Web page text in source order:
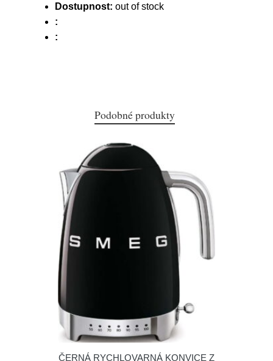
Dostupnost: out of stock
:
:
Podobné produkty
ČERNÁ RYCHLOVARNÁ KONVICE Z